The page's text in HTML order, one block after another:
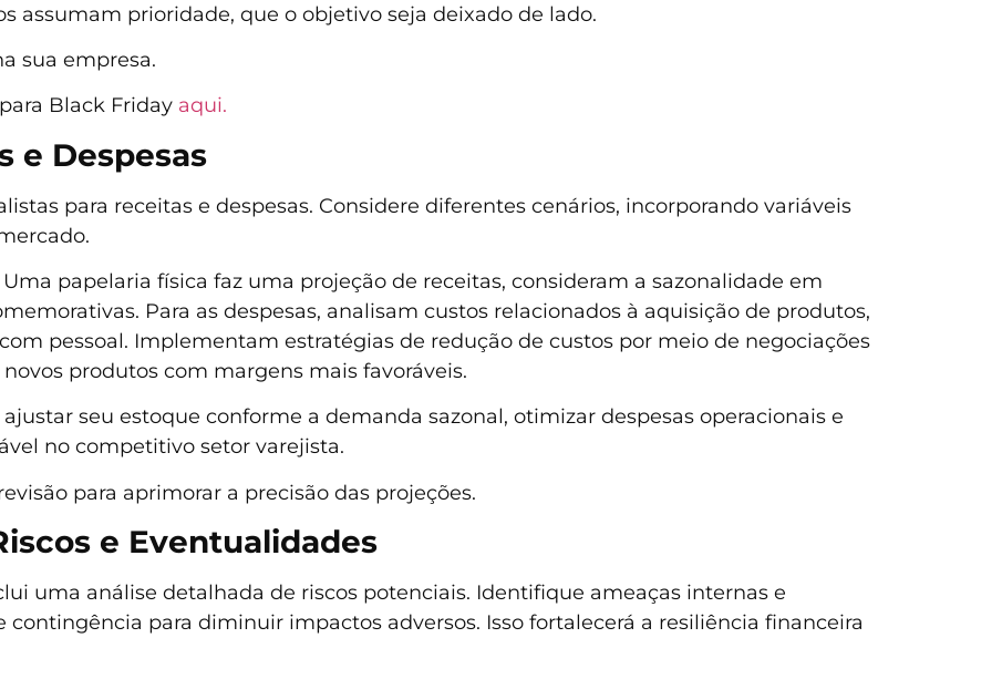
assumam prioridade, que o objetivo seja deixado de lado.
sua empresa.
Black Friday aqui.
e Despesas
para receitas e despesas. Considere diferentes cenários, incorporando variáveis
papelaria física faz uma projeção de receitas, consideram a sazonalidade em
Para as despesas, analisam custos relacionados à aquisição de produtos,
pessoal. Implementam estratégias de redução de custos por meio de negociações
produtos com margens mais favoráveis.
seu estoque conforme a demanda sazonal, otimizar despesas operacionais e
no competitivo setor varejista.
para aprimorar a precisão das projeções.
e Eventualidades
uma análise detalhada de riscos potenciais. Identifique ameaças internas e
contingência para diminuir impactos adversos. Isso fortalecerá a resiliência financeira